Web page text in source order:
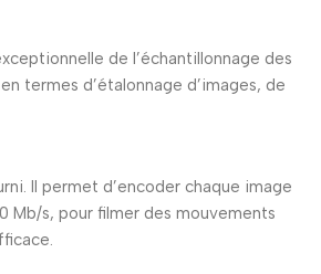
de l’échantillonnage des
termes d’étalonnage d’images, de
Il permet d’encoder chaque image
Mb/s, pour filmer des mouvements